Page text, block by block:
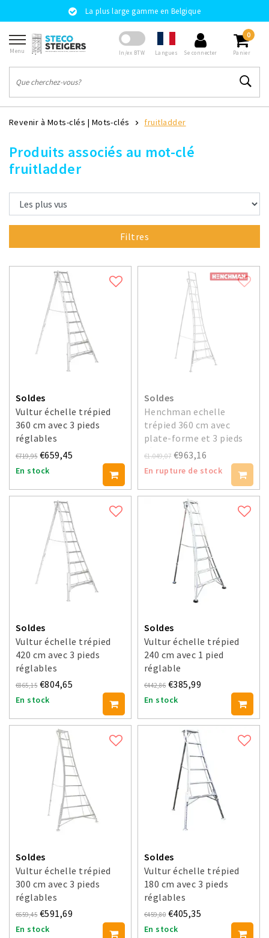
La plus large gamme en Belgique
Menu In/ex BTW Langues Se connecter
0
Panier
Revenir à Mots-clés | Mots-clés fruitladder
Produits associés au mot-clé
fruitladder
Filtres
Soldes
Vultur échelle trépied
360 cm avec 3 pieds
réglables
€719,95 €659,45
En stock
Soldes
Henchman echelle
trépied 360 cm avec
plate-forme et 3 pieds
réglables
€1.049,07 €963,16
En rupture de stock
Soldes
Vultur échelle trépied
420 cm avec 3 pieds
réglables
€865,15 €804,65
En stock
Soldes
Vultur échelle trépied
240 cm avec 1 pied
réglable
€442,86 €385,99
En stock
Soldes
Vultur échelle trépied
300 cm avec 3 pieds
réglables
€659,45 €591,69
En stock
Soldes
Vultur échelle trépied
180 cm avec 3 pieds
réglables
€459,80 €405,35
En stock